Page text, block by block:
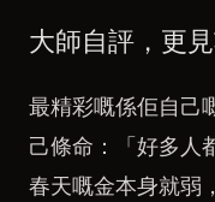
大師自評，更
最精彩嘅係佢自己
己條命：「好多人
春天嘅金本身就弱